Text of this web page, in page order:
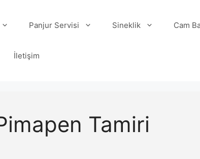
Panjur Servisi Sineklik Cam
İletişim
Tamiri